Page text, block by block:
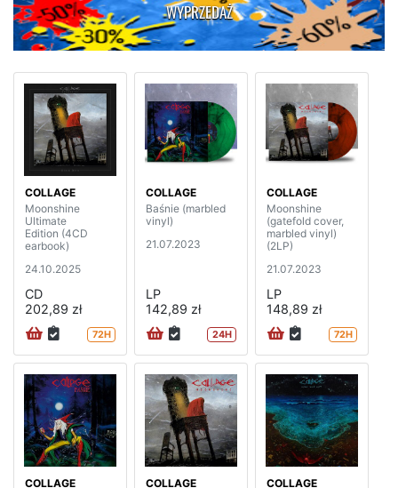
WYPRZEDAŻ
COLLAGE
Moonshine
Ultimate
Edition (4CD
earbook)
24.10.2025
CD
202,89 zł
72H
COLLAGE
Baśnie (marbled
vinyl)
21.07.2023
LP
142,89 zł
24H
COLLAGE
Moonshine
(gatefold cover,
marbled vinyl)
(2LP)
21.07.2023
LP
148,89 zł
72H
COLLAGE
COLLAGE
COLLAGE